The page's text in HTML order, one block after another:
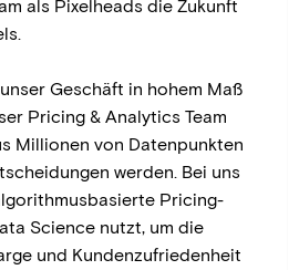
als Pixelheads die Zukunft
Geschäft in hohem Maß
Pricing & Analytics Team
Millionen von Datenpunkten
werden. Bei uns
Pricing-
Science nutzt, um die
und Kundenzufriedenheit